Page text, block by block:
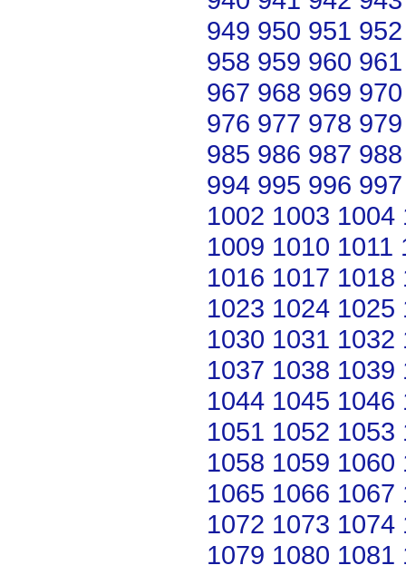
949 950 951 952
958 959 960 961
967 968 969 970
976 977 978 979
985 986 987 988
994 995 996 997
1002 1003 1004
1009 1010 1011
1016 1017 1018
1023 1024 1025
1030 1031 1032
1037 1038 1039
1044 1045 1046
1051 1052 1053
1058 1059 1060
1065 1066 1067
1072 1073 1074
1079 1080 1081